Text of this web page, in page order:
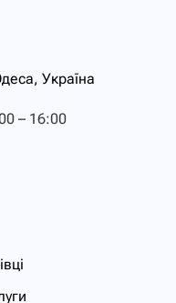
Україна
– 16:00